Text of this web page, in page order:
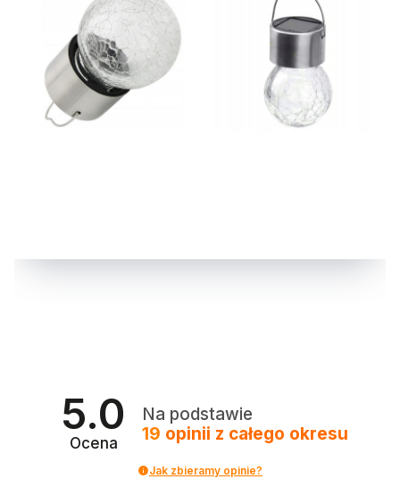
5.0
Ocena
Na podstawie
19 opinii z całego okresu
Jak zbieramy opinie?